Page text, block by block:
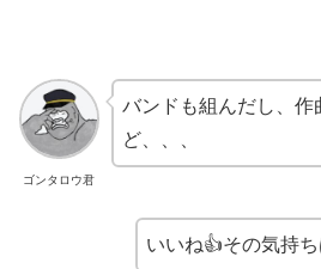
ゴンタロウ君
バンドも組んだし、作
ど、、、
いいね👍その気持